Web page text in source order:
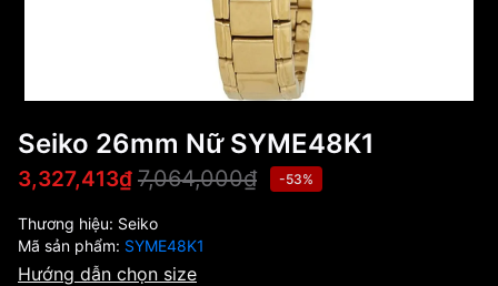
Seiko 26mm Nữ SYME48K1
3,327,413₫ 7,064,000₫ -53%
Thương hiệu: Seiko
Mã sản phẩm: SYME48K1
Hướng dẫn chọn size